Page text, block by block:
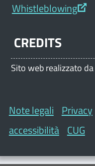
Whistleblowing
CREDITS
Sito web realizzato da
Note legali Privacy
accessibilità CUG